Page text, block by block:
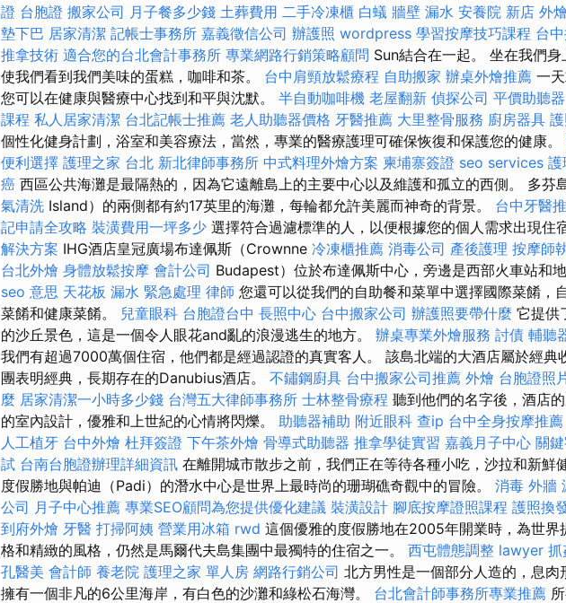
證 台胞證 搬家公司 月子餐多少錢 土葬費用 二手冷凍櫃 白蟻 牆壁 漏水 安養院 新店 外
墊下巴 居家清潔 記帳士事務所 嘉義徵信公司 辦護照 wordpress 學習按摩技巧課程 台
推拿技術 適合您的台北會計事務所 專業網路行銷策略顧問 Sun結合在一起。 坐在我們
使我們看到我們美味的蛋糕，咖啡和茶。 台中肩頸放鬆療程 自助搬家 辦桌外燴推薦 一
您可以在健康與醫療中心找到和平與沈默。 半自動咖啡機 老屋翻新 偵探公司 平價助聽器
課程 私人居家清潔 台北記帳士推薦 老人助聽器價格 牙醫推薦 大里整骨服務 廚房器具
個性化健身計劃，浴室和美容療法，當然，專業的醫療護理可確保恢復和保護您的健康。
便利選擇 護理之家 台北 新北律師事務所 中式料理外燴方案 柬埔寨簽證 seo services 護
癌 西區公共海灘是最隔熱的，因為它遠離島上的主要中心以及維護和孤立的西側。 多芬
氣清洗 Island）的兩側都有約17英里的海灘，每輪都允許美麗而神奇的背景。 台中牙醫
記申請全攻略 裝潢費用一坪多少 選擇符合過濾標準的人，以便根據您的個人需求出現住
解決方案 IHG酒店皇冠廣場布達佩斯（Crownne 冷凍櫃推薦 消毒公司 產後護理 按摩師
台北外燴 身體放鬆按摩 會計公司 Budapest）位於布達佩斯中心，旁邊是西部火車站和
seo 意思 天花板 漏水 緊急處理 律師 您還可以從我們的自助餐和菜單中選擇國際菜餚，
菜餚和健康菜餚。 兒童眼科 台胞證台中 長照中心 台中搬家公司 辦護照要帶什麼 它提供
的沙丘景色，這是一個令人眼花and亂的浪漫逃生的地方。 辦桌專業外燴服務 討債 輔聽
我們有超過7000萬個住宿，他們都是經過認證的真實客人。 該島北端的大酒店屬於經典
團表明經典，長期存在的Danubius酒店。 不鏽鋼廚具 台中搬家公司推薦 外燴 台胞證照
麼 居家清潔一小時多少錢 台灣五大律師事務所 士林整骨療程 聽到他們的名字後，酒店
的室內設計，優雅和上世紀的心情將閃爍。 助聽器補助 附近眼科 查ip 台中全身按摩推薦
人工植牙 台中外燴 杜拜簽證 下午茶外燴 骨導式助聽器 推拿學徒實習 嘉義月子中心 關
試 台南台胞證辦理詳細資訊 在離開城市散步之前，我們正在等待各種小吃，沙拉和新鮮
度假勝地與帕迪（Padi）的潛水中心是世界上最時尚的珊瑚礁奇觀中的冒險。 消毒 外牆
公司 月子中心推薦 專業SEO顧問為您提供優化建議 裝潢設計 腳底按摩證照課程 護照換
到府外燴 牙醫 打掃阿姨 營業用冰箱 rwd 這個優雅的度假勝地在2005年開業時，為世界
格和精緻的風格，仍然是馬爾代夫島集團中最獨特的住宿之一。 西屯體態調整 lawyer 抓
孔醫美 會計師 養老院 護理之家 單人房 網路行銷公司 北方男性是一個部分人造的，息肉
擁有一個非凡的6公里海岸，有白色的沙灘和綠松石海灣。 台北會計師事務所專業推薦